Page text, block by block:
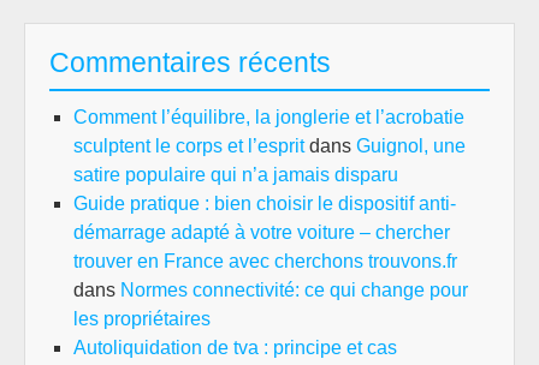
Commentaires récents
Comment l’équilibre, la jonglerie et l’acrobatie
sculptent le corps et l’espritdans Guignol, une
satire populaire qui n’a jamais disparu
Guide pratique : bien choisir le dispositif anti-
démarrage adapté à votre voiture – chercher
trouver en France avec cherchons trouvons.fr
dans Normes connectivité: ce qui change pour
les propriétaires
Autoliquidation de tva : principe et cas